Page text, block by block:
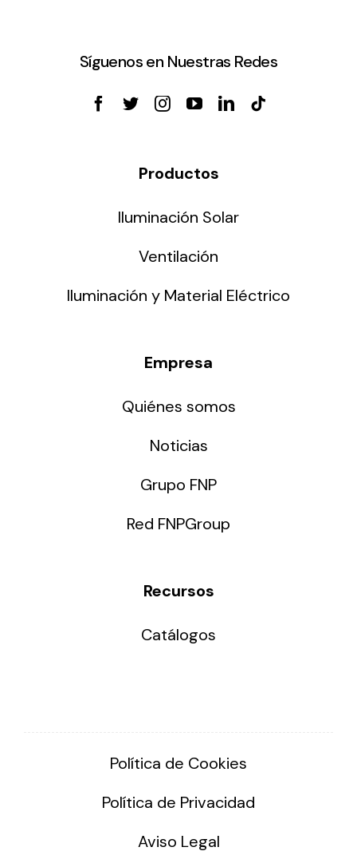
Síguenos en Nuestras Redes
Productos
Iluminación Solar
Ventilación
Iluminación y Material Eléctrico
Empresa
Quiénes somos
Noticias
Grupo FNP
Red FNPGroup
Recursos
Catálogos
Política de Cookies
Política de Privacidad
Aviso Legal